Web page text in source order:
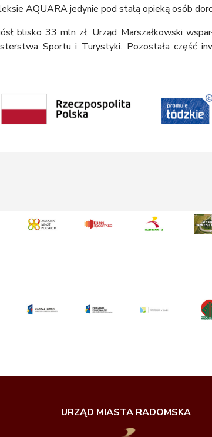
AQUARA jedynie pod stałą opieką osób
blisko 33 mln zł. Urząd Marszałkowski
Sportu i Turystyki. Pozostała część
URZĄD MIASTA RADOMSKA